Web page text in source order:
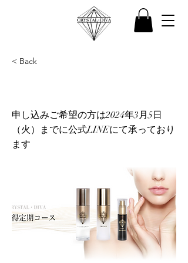
< Back
申し込みご希望の方は2024年3月5日
（火）までに公式LINEにて承っており
ます